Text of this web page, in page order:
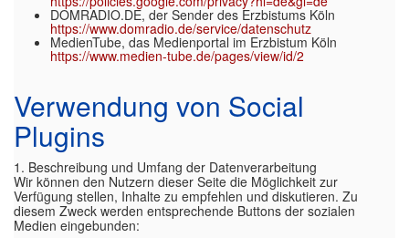
DOMRADIO.DE, der Sender des Erzbistums Köln
https://www.domradio.de/service/datenschutz
MedienTube, das Medienportal im Erzbistum Köln
https://www.medien-tube.de/pages/view/id/2
Verwendung von Social
Plugins
1. Beschreibung und Umfang der Datenverarbeitung
Wir können den Nutzern dieser Seite die Möglichkeit zur
Verfügung stellen, Inhalte zu empfehlen und diskutieren. Zu
diesem Zweck werden entsprechende Buttons der sozialen
Medien eingebunden: